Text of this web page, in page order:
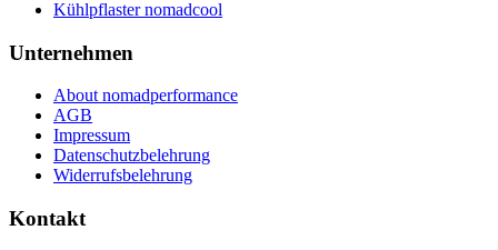
Kühlpflaster nomadcool
Unternehmen
About nomadperformance
AGB
Impressum
Datenschutzbelehrung
Widerrufsbelehrung
Kontakt